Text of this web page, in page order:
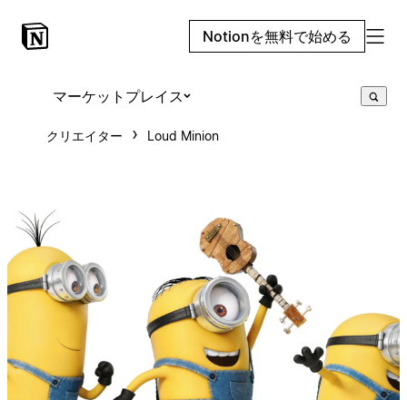
Notionを無料で始める
マーケットプレイス
クリエイター Loud Minion